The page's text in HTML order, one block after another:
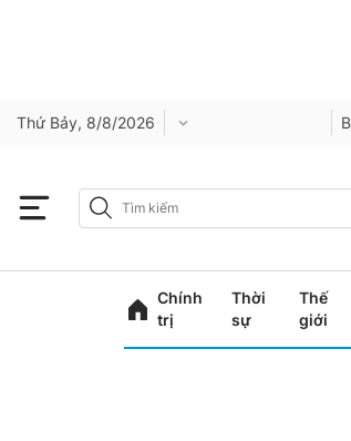
Thứ Bảy, 8/8/2026
Chính
trị
Thời
sự
Thế
giới